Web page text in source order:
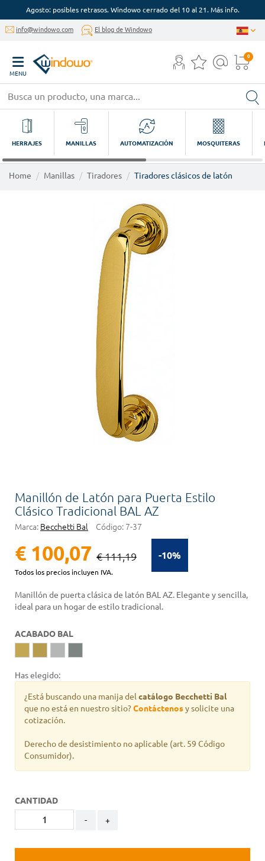
Agosto: posibles retrasos. Windowo cerrado del 10 al 21. Más info.
info@windowo.com El blog de Windowo
MENU
0
HERRAJES MANILLAS AUTOMATIZACIÓN MOSQUITERAS
Home Manillas Tiradores Tiradores clásicos de latón
Manillón de Latón para Puerta Estilo
Clásico Tradicional BAL AZ
Marca: Becchetti Bal Código: 7-37
-10%
€ 100,07 € 111,19
Todos los precios incluyen IVA.
Manillón de puerta clásica de latón BAL AZ. Elegante y sencilla,
ideal para un hogar de estilo tradicional.
ACABADO BAL
Has elegido:
¿Está buscando una manija del catálogo Becchetti Bal
que no está en nuestro sitio?Contáctenosy solicite una
cotización.
Derecho de desistimiento no aplicable (art. 59 Código
Consumidor).
CANTIDAD
- +